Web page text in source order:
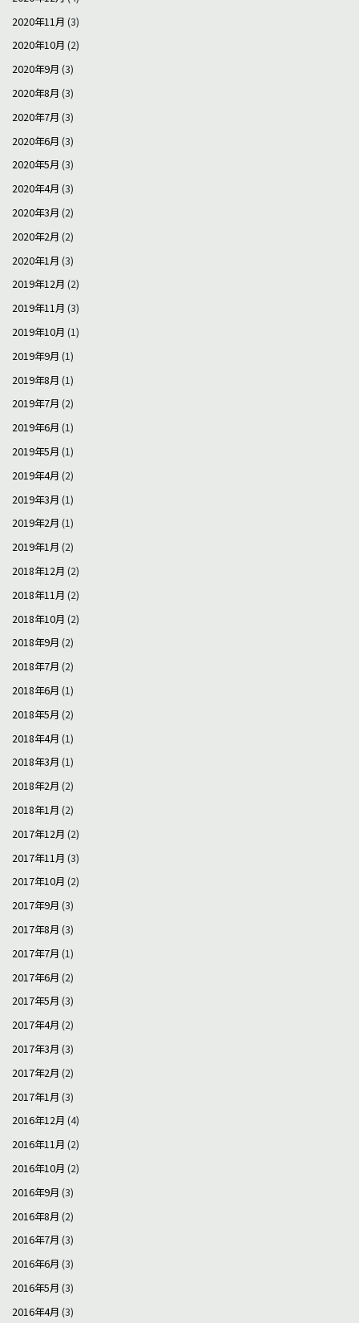
2020年11月 (3)
2020年10月 (2)
2020年9月 (3)
2020年8月 (3)
2020年7月 (3)
2020年6月 (3)
2020年5月 (3)
2020年4月 (3)
2020年3月 (2)
2020年2月 (2)
2020年1月 (3)
2019年12月 (2)
2019年11月 (3)
2019年10月 (1)
2019年9月 (1)
2019年8月 (1)
2019年7月 (2)
2019年6月 (1)
2019年5月 (1)
2019年4月 (2)
2019年3月 (1)
2019年2月 (1)
2019年1月 (2)
2018年12月 (2)
2018年11月 (2)
2018年10月 (2)
2018年9月 (2)
2018年7月 (2)
2018年6月 (1)
2018年5月 (2)
2018年4月 (1)
2018年3月 (1)
2018年2月 (2)
2018年1月 (2)
2017年12月 (2)
2017年11月 (3)
2017年10月 (2)
2017年9月 (3)
2017年8月 (3)
2017年7月 (1)
2017年6月 (2)
2017年5月 (3)
2017年4月 (2)
2017年3月 (3)
2017年2月 (2)
2017年1月 (3)
2016年12月 (4)
2016年11月 (2)
2016年10月 (2)
2016年9月 (3)
2016年8月 (2)
2016年7月 (3)
2016年6月 (3)
2016年5月 (3)
2016年4月 (3)